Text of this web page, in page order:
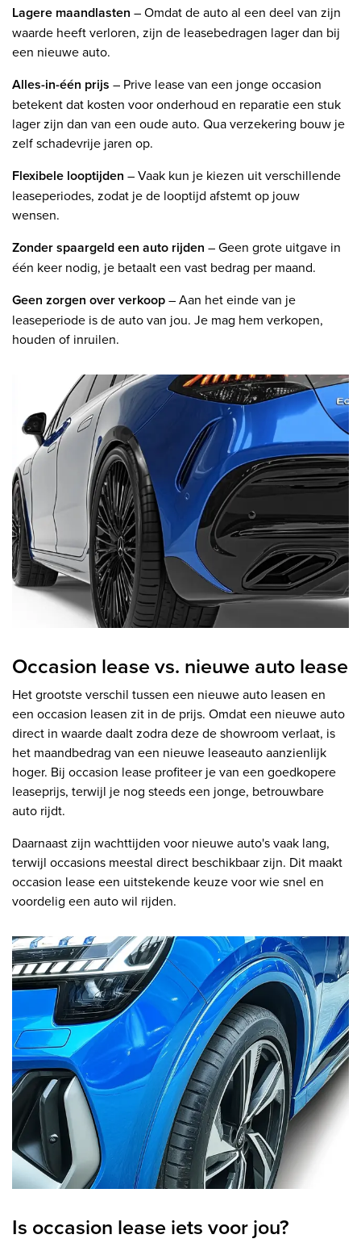
Lagere maandlasten – Omdat de auto al een deel van zijn
waarde heeft verloren, zijn de leasebedragen lager dan bij
een nieuwe auto.
Alles-in-één prijs – Prive lease van een jonge occasion
betekent dat kosten voor onderhoud en reparatie een stuk
lager zijn dan van een oude auto. Qua verzekering bouw je
zelf schadevrije jaren op.
Flexibele looptijden – Vaak kun je kiezen uit verschillende
leaseperiodes, zodat je de looptijd afstemt op jouw
wensen.
Zonder spaargeld een auto rijden – Geen grote uitgave in
één keer nodig, je betaalt een vast bedrag per maand.
Geen zorgen over verkoop– Aan het einde van je
leaseperiode is de auto van jou. Je mag hem verkopen,
houden of inruilen.
Occasion lease vs. nieuwe auto lease
Het grootste verschil tussen een nieuwe auto leasen en
een occasion leasen zit in de prijs. Omdat een nieuwe auto
direct in waarde daalt zodra deze de showroom verlaat, is
het maandbedrag van een nieuwe leaseauto aanzienlijk
hoger. Bij occasion lease profiteer je van een goedkopere
leaseprijs, terwijl je nog steeds een jonge, betrouwbare
auto rijdt.
Daarnaast zijn wachttijden voor nieuwe auto's vaak lang,
terwijl occasions meestal direct beschikbaar zijn. Dit maakt
occasion lease een uitstekende keuze voor wie snel en
voordelig een auto wil rijden.
Is occasion lease iets voor jou?